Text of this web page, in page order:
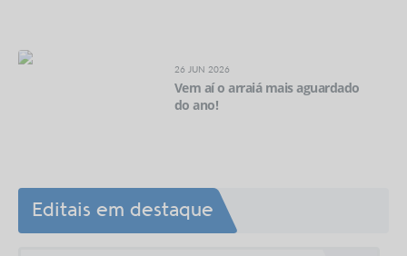
26 JUN 2026
Vem aí o arraiá mais aguardado
do ano!
Editais em destaque